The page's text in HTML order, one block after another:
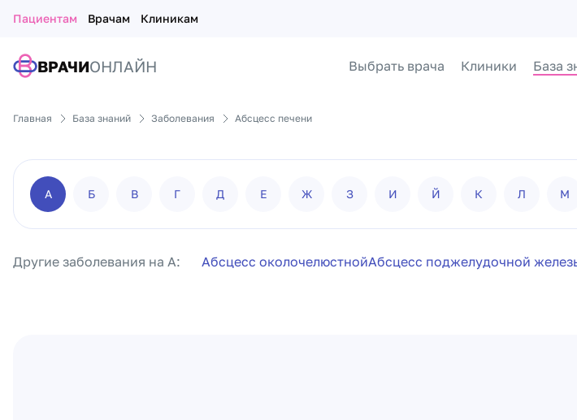
Пациентам Врачам Клиникам
ВРАЧИОНЛАЙН Выбрать врача Клиники База
Главная База знаний Заболевания Абсцесс печени
А Б В Г Д Е Ж З И Й К Л М
Другие заболевания на А: Абсцесс околочелюстнойАбсцесс поджелудочной